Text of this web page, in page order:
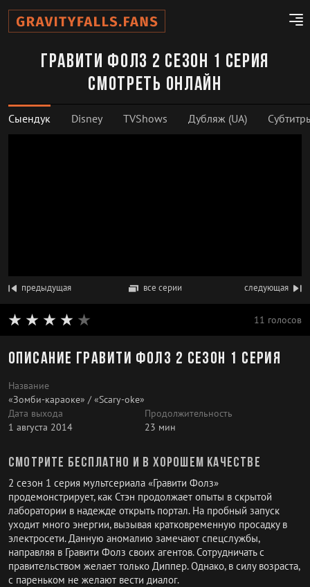
Гравити Фолз 2 сезон 1 серия
смотреть онлайн
Сыендук Disney TVShows Дубляж (UA)
предыдущая все серии следующая
11 голосов
Описание Гравити Фолз 2 сезон 1 серия
Название
«Зомби-караоке» / «Scary-oke»
Дата выхода
1 августа 2014
Продолжительность
23 мин
Смотрите бесплатно и в хорошем качестве
2 сезон 1 серия мультсериала «Гравити Фолз»
продемонстрирует, как Стэн продолжает опыты в скрытой
лаборатории в надежде открыть портал. На пробный запуск
уходит много энергии, вызывая кратковременную просадку в
электросети. Данную аномалию замечают спецслужбы,
направляя в Гравити Фолз своих агентов. Сотрудничать с
правительством желает только Диппер. Однако, в силу возраста,
с пареньком не желают вести диалог.